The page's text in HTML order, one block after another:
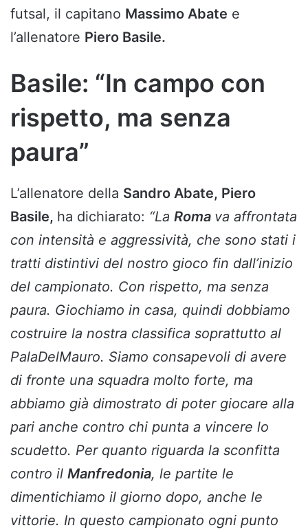
futsal, il capitano Massimo Abate e
l’allenatore Piero Basile.
Basile: “In campo con
rispetto, ma senza
paura”
L’allenatore della Sandro Abate, Piero
Basile, ha dichiarato: “La Roma va affrontata
con intensità e aggressività, che sono stati i
tratti distintivi del nostro gioco fin dall’inizio
del campionato. Con rispetto, ma senza
paura. Giochiamo in casa, quindi dobbiamo
costruire la nostra classifica soprattutto al
PalaDelMauro. Siamo consapevoli di avere
di fronte una squadra molto forte, ma
abbiamo già dimostrato di poter giocare alla
pari anche contro chi punta a vincere lo
scudetto. Per quanto riguarda la sconfitta
contro il Manfredonia, le partite le
dimentichiamo il giorno dopo, anche le
vittorie. In questo campionato ogni punto